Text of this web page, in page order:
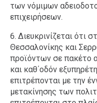
των νόμιμων
επιχειρήσεων.
6. Διευκρινίζεται ότι
Θεσσαλονίκης και
προϊόντων σε πακέτο
και καθ΄οδόν
επιτρέπονται με την
μετακίνησης των